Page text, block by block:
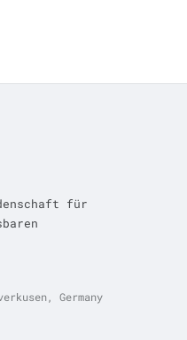
für
Germany